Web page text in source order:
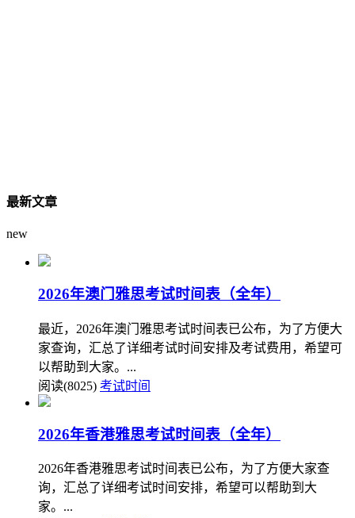
最新文章
new
2026年澳门雅思考试时间表（全年）
最近，2026年澳门雅思考试时间表已公布，为了方便大
家查询，汇总了详细考试时间安排及考试费用，希望可
以帮助到大家。...
阅读(8025) 考试时间
2026年香港雅思考试时间表（全年）
2026年香港雅思考试时间表已公布，为了方便大家查
询，汇总了详细考试时间安排，希望可以帮助到大
家。...